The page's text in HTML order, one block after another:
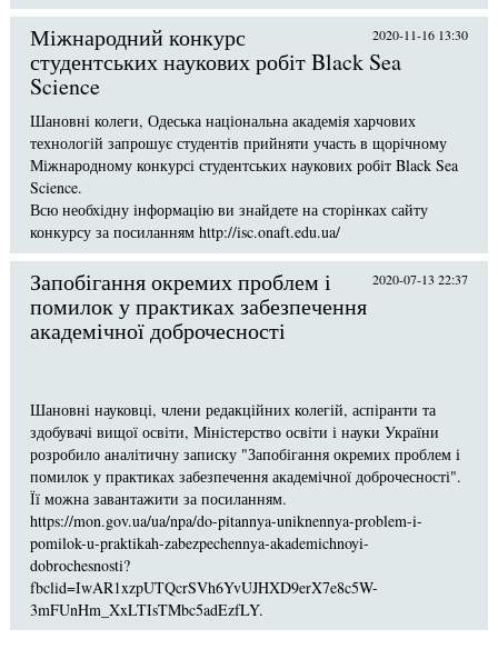
2020-11-16 13:30
Міжнародний конкурс
студентських наукових робіт Black Sea
Science
Шановні колеги, Одеська національна академія харчових
технологій запрошує студентів прийняти участь в щорічному
Міжнародному конкурсі студентських наукових робіт Black Sea
Science.
Всю необхідну інформацію ви знайдете на сторінках сайту
конкурсу за посиланням http://isc.onaft.edu.ua/
2020-07-13 22:37
Запобігання окремих проблем і
помилок у практиках забезпечення
академічної доброчесності
Шановні науковці, члени редакційних колегій, аспіранти та
здобувачі вищої освіти, Міністерство освіти і науки України
розробило аналітичну записку "Запобігання окремих проблем і
помилок у практиках забезпечення академічної доброчесності".
Її можна завантажити за посиланням.
https://mon.gov.ua/ua/npa/do-pitannya-uniknennya-problem-i-
pomilok-u-praktikah-zabezpechennya-akademichnoyi-
dobrochesnosti?
fbclid=IwAR1xzpUTQcrSVh6YvUJHXD9erX7e8c5W-
3mFUnHm_XxLTIsTMbc5adEzfLY.